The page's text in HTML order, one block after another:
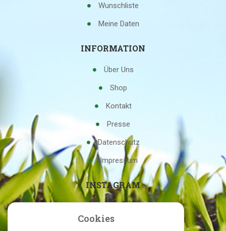
Wunschliste
Meine Daten
INFORMATION
Über Uns
Shop
Kontakt
Presse
Datenschutz
Impressum
INSTAGRAM
Cookies